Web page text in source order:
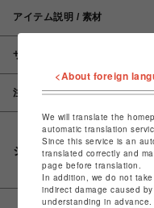
アイテム説明 / 素材
サイズ
注意事項
シェアする
<About foreign
We will translate the
automatic translation
Since this service is an
translated correctly and
page before translation.
In addition, we do not
indirect damage caused
understanding in advance.